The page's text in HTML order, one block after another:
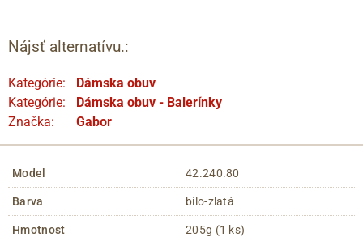
Nájsť alternatívu.:
Kategórie:
Dámska obuv
Kategórie:
Dámska obuv - Balerínky
Značka:
Gabor
Model 42.240.80
Barva bílo-zlatá
Hmotnost 205g (1 ks)